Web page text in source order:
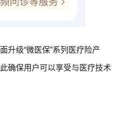
升级“微医保”系列医疗险产
确保用户可以享受与医疗技术